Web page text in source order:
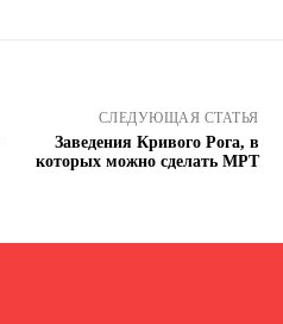
СЛЕДУЮЩАЯ СТАТЬЯ
Заведения Кривого Рога, в
которых можно сделать МРТ